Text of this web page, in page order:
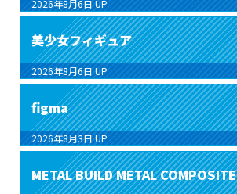
2026年8月6日 UP
美少女フィギュア
2026年8月6日 UP
figma
2026年8月3日 UP
METAL BUILD METAL COMPOSITE